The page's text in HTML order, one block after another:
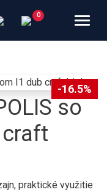
-16.5%
so
praktické využitie